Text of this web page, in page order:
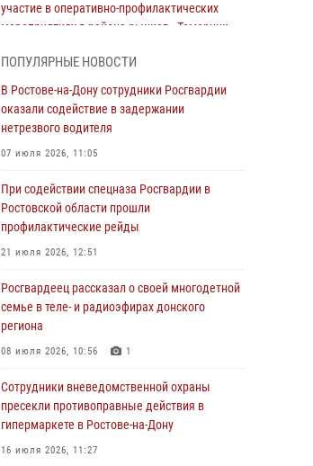
участие в оперативно-профилактических
мероприятиях в районе рынков «Темерник»
Росгвардейцы из Ростовской области
приняли участие в молебне в честь небесного
покровителя князя Владимира и Крещения
При содействии спецназа Росгвардии в
Ростовской области прошли
В Ростовской области экипаж
вневедомственной охраны задержал
нетрезвого посетителя городского пляжа за
17 июля 2026, 07:24
Сотрудники вневедомственной охраны
ПОПУЛЯРНЫЕ НОВОСТИ
В Ростове-на-Дону сотрудники Росгвардии
оказали содействие в задержании
нетрезвого водителя
07 июля 2026, 11:05
При содействии спецназа Росгвардии в
Ростовской области прошли
профилактические рейды
21 июля 2026, 12:51
Росгвардеец рассказал о своей многодетной
семье в теле- и радиоэфирах донского
региона
08 июля 2026, 10:56 1
Сотрудники вневедомственной охраны
пресекли противоправные действия в
гипермаркете в Ростове-на-Дону
16 июля 2026, 11:27